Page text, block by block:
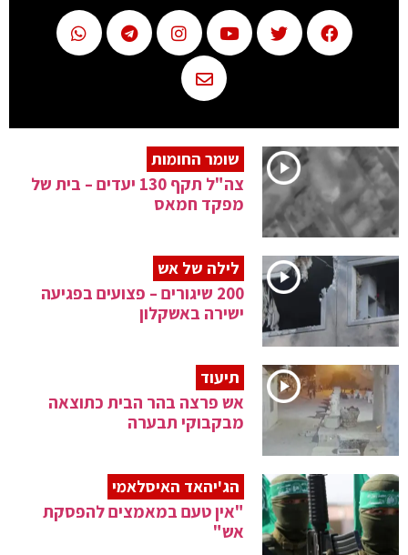
שומר החומות
צה"ל תקף 130 יעדים – בית של
מפקד חמאס
לילה של אש
200 שיגורים – פצועים בפגיעה
ישירה באשקלון
תיעוד
אש פרצה בהר הבית כתוצאה
מבקבוקי תבערה
הג'יהאד האיסלאמי
"אין טעם במאמצים להפסקת
אש"